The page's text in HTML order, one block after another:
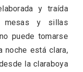
y traída
mesas y sillas
puede tomarse
noche está clara,
la claraboya